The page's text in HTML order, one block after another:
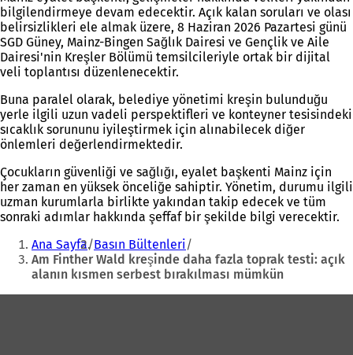
bilgilendirmeye devam edecektir. Açık kalan soruları ve olası
belirsizlikleri ele almak üzere, 8 Haziran 2026 Pazartesi günü
SGD Güney, Mainz-Bingen Sağlık Dairesi ve Gençlik ve Aile
Dairesi'nin Kreşler Bölümü temsilcileriyle ortak bir dijital
veli toplantısı düzenlenecektir.
Buna paralel olarak, belediye yönetimi kreşin bulunduğu
yerle ilgili uzun vadeli perspektifleri ve konteyner tesisindeki
sıcaklık sorununu iyileştirmek için alınabilecek diğer
önlemleri değerlendirmektedir.
Çocukların güvenliği ve sağlığı, eyalet başkenti Mainz için
her zaman en yüksek önceliğe sahiptir. Yönetim, durumu ilgili
uzman kurumlarla birlikte yakından takip edecek ve tüm
sonraki adımlar hakkında şeffaf bir şekilde bilgi verecektir.
Buradasınız:
Ana Sayfa Basın Bültenleri
Am Finther Wald kreşinde daha fazla toprak testi: açık
alanın kısmen serbest bırakılması mümkün